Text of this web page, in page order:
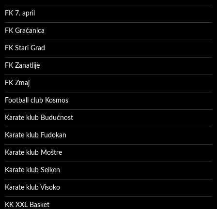
FK 7. april
FK Gračanica
FK Stari Grad
FK Zanatlije
FK Zmaj
Football club Kosmos
Karate klub Budućnost
Karate klub Fudokan
Karate klub Moštre
Karate klub Seiken
Karate klub Visoko
KK XXL Basket